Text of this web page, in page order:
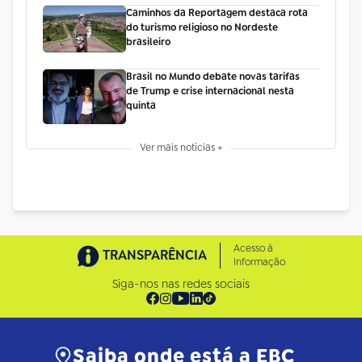
Caminhos da Reportagem destaca rota
do turismo religioso no Nordeste
brasileiro
Brasil no Mundo debate novas tarifas
de Trump e crise internacional nesta
quinta
Ver mais notícias +
TRANSPARÊNCIA
Acesso à
Informação
Siga-nos nas redes sociais
Saiba onde está a EBC